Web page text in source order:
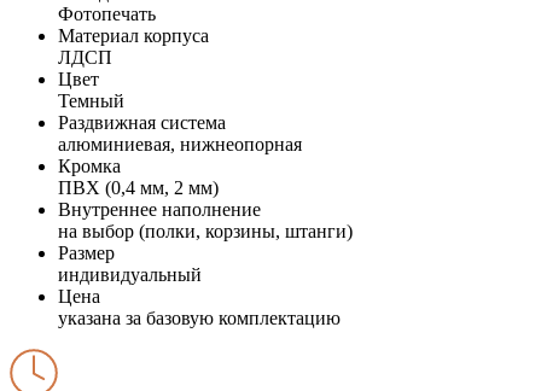
Фотопечать
Материал корпуса
ЛДСП
Цвет
Темный
Раздвижная система
алюминиевая, нижнеопорная
Кромка
ПВХ (0,4 мм, 2 мм)
Внутреннее наполнение
на выбор (полки, корзины, штанги)
Размер
индивидуальный
Цена
указана за базовую комплектацию